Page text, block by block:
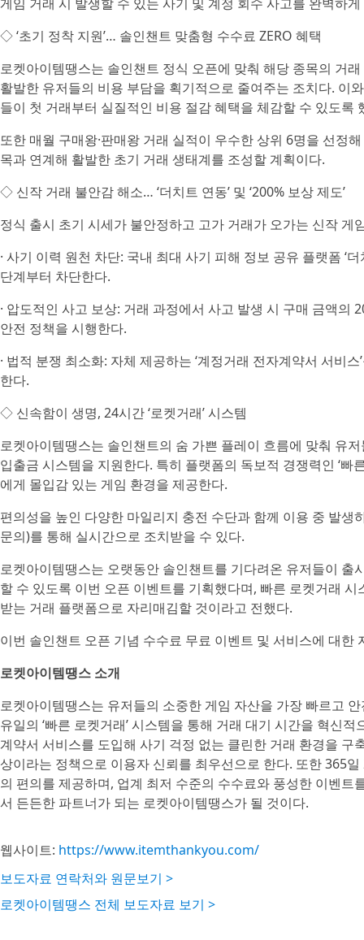
◇ ‘초기 정착 지원’… 솔인챈트 맞춤형 수수료 ZERO 혜택
로켓아이템땡스는 솔인챈트 정식 오픈에 맞춰 해당 종목의 거
활발한 유저들의 비용 부담을 획기적으로 줄여주는 조치다. 이
들이 첫 거래부터 실질적인 비용 절감 혜택을 체감할 수 있도록
또한 매월 구매왕·판매왕 거래 실적이 우수한 상위 6명을 선정
목과 연계해 활발한 초기 거래 생태계를 조성할 계획이다.
◇ 신작 거래 불안감 해소… ‘더치트 연동’ 및 ‘200% 보상 제도’
정식 출시 초기 시세가 불안정하고 고가 거래가 오가는 신작
· 사기 이력 원천 차단: 국내 최대 사기 피해 정보 공유 플랫폼 ‘
단계부터 차단한다.
· 압도적인 사고 보상: 거래 과정에서 사고 발생 시 구매 금액
안전 정책을 시행한다.
· 법적 분쟁 최소화: 자체 제공하는 ‘계정거래 전자계약서 서비
한다.
◇ 신속함이 생명, 24시간 ‘로켓거래’ 시스템
로켓아이템땡스는 솔인챈트의 숨 가쁜 플레이 흐름에 맞춰 유
입출금 시스템을 지원한다. 특히 플랫폼의 독보적 경쟁력인 ‘
에게 몰입감 있는 게임 환경을 제공한다.
편의성을 높인 다양한 마일리지 충전 수단과 함께 이용 중 발
문의)를 통해 실시간으로 조치받을 수 있다.
로켓아이템땡스는 오랫동안 솔인챈트를 기다려온 유저들이
할 수 있도록 이번 오픈 이벤트를 기획했다며, 빠른 로켓거래
받는 거래 플랫폼으로 자리매김할 것이라고 전했다.
이번 솔인챈트 오픈 기념 수수료 무료 이벤트 및 서비스에 대
로켓아이템땡스 소개
로켓아이템땡스는 유저들의 소중한 게임 자산을 가장 빠르고
유일의 ‘빠른 로켓거래’ 시스템을 통해 거래 대기 시간을 혁신
계약서 서비스를 도입해 사기 걱정 없는 클린한 거래 환경을
상이라는 정책으로 이용자 신뢰를 최우선으로 한다. 또한 365
의 편의를 제공하며, 업계 최저 수준의 수수료와 풍성한 이벤
서 든든한 파트너가 되는 로켓아이템땡스가 될 것이다.
웹사이트: https://www.itemthankyou.com/
보도자료 연락처와 원문보기 >
로켓아이템땡스 전체 보도자료 보기 >